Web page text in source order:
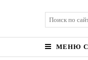
МЕНЮ